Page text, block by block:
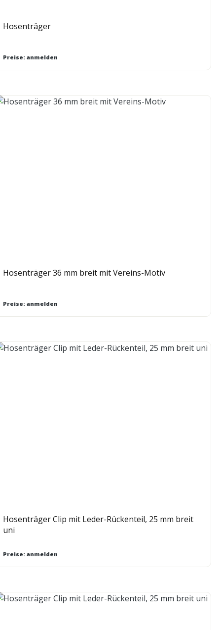
Hosenträger
Preise: anmelden
Hosenträger 36 mm breit mit Vereins-Motiv
Preise: anmelden
Hosenträger Clip mit Leder-Rückenteil, 25 mm breit
uni
Preise: anmelden